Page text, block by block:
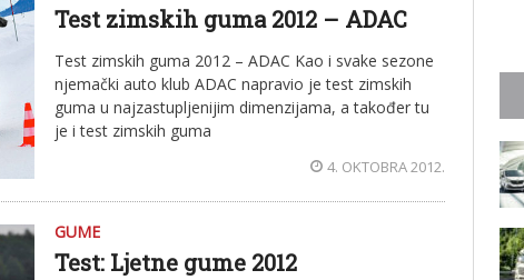
Test zimskih guma 2012 – ADAC
Test zimskih guma 2012 – ADAC Kao i svake sezone
njemački auto klub ADAC napravio je test zimskih
guma u najzastupljenijim dimenzijama, a također tu
je i test zimskih guma
4. OKTOBRA 2012.
GUME
Test: Ljetne gume 2012